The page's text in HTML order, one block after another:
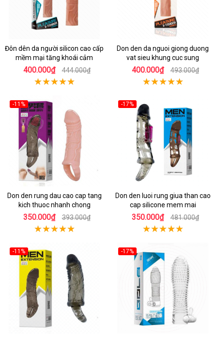
Đôn dên da người silicon cao cấp
mềm mại tăng khoái cảm
400.000₫ 444.000₫
Don den da nguoi giong duong
vat sieu khung cuc sung
400.000₫ 493.000₫
-11%
Don den rung dau cao cap tang
kich thuoc nhanh chong
350.000₫ 393.000₫
-17%
Don den luoi rung giua than cao
cap silicone mem mai
350.000₫ 481.000₫
-11% -17%